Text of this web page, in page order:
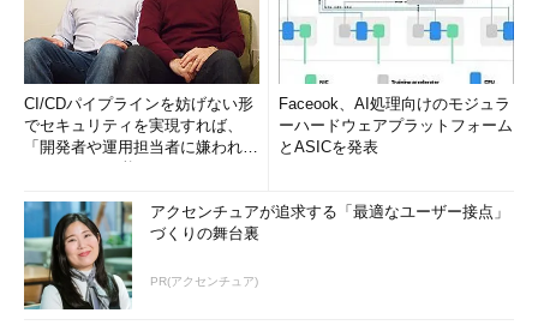
CI/CDパイプラインを妨げない形
でセキュリティを実現すれば、
「開発者や運用担当者に嫌われな
Faceook、AI処理向けのモジュラ
ーハードウェアプラットフォーム
とASICを発表
アクセンチュアが追求する「最適なユーザー接点」
づくりの舞台裏
PR(アクセンチュア)